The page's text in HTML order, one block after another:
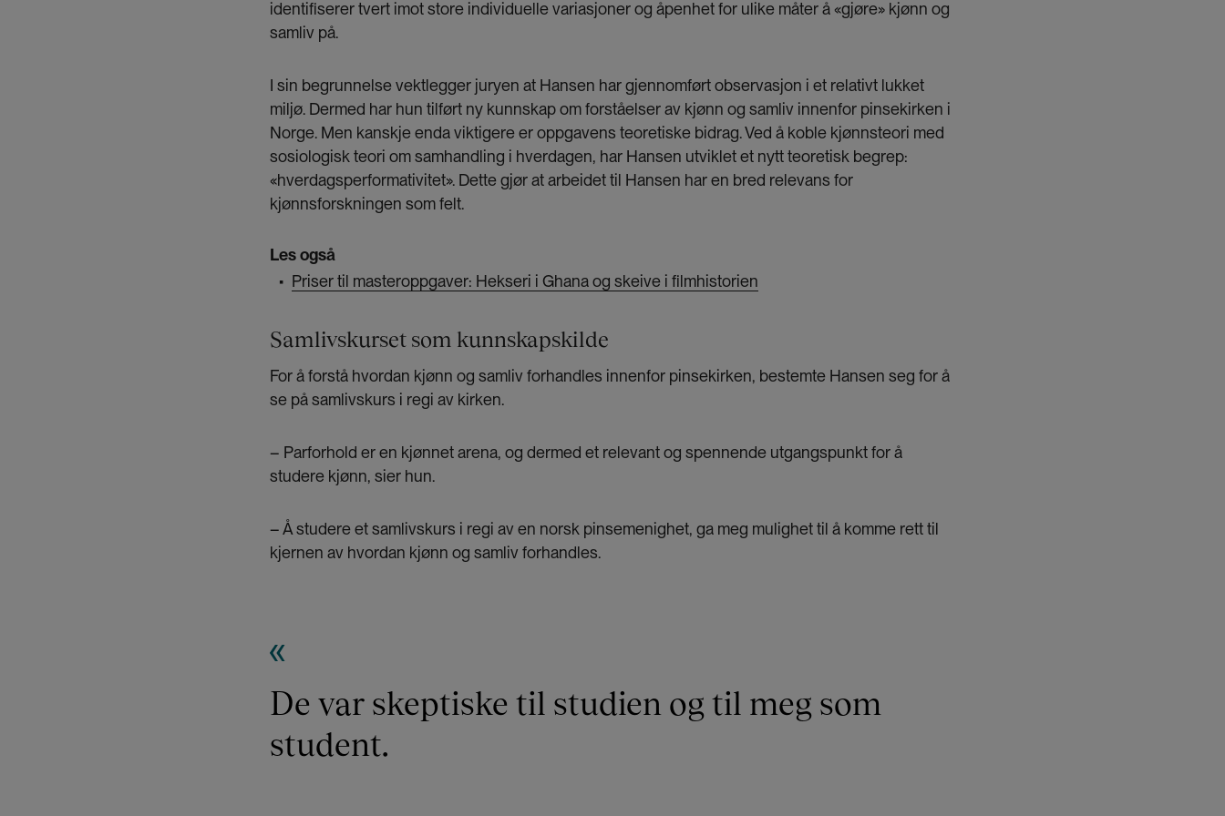
identifiserer tvert imot store individuelle variasjoner og åpenhet for ulike måter å «gjøre» kjønn og
samliv på.
I sin begrunnelse vektlegger juryen at Hansen har gjennomført observasjon i et relativt lukket
miljø. Dermed har hun tilført ny kunnskap om forståelser av kjønn og samliv innenfor pinsekirken i
Norge. Men kanskje enda viktigere er oppgavens teoretiske bidrag. Ved å koble kjønnsteori med
sosiologisk teori om samhandling i hverdagen, har Hansen utviklet et nytt teoretisk begrep:
«hverdagsperformativitet». Dette gjør at arbeidet til Hansen har en bred relevans for
kjønnsforskningen som felt.
Les også
▪ Priser til masteroppgaver: Hekseri i Ghana og skeive i filmhistorien
Samlivskurset som kunnskapskilde
For å forstå hvordan kjønn og samliv forhandles innenfor pinsekirken, bestemte Hansen seg for å
se på samlivskurs i regi av kirken.
– Parforhold er en kjønnet arena, og dermed et relevant og spennende utgangspunkt for å
studere kjønn, sier hun.
– Å studere et samlivskurs i regi av en norsk pinsemenighet, ga meg mulighet til å komme rett til
kjernen av hvordan kjønn og samliv forhandles.
De var skeptiske til studien og til meg som
student.